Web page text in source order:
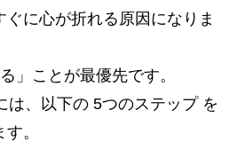
ぐに心が折れる原因になりま
」ことが最優先です。
は、以下の 5つのステップ を
。